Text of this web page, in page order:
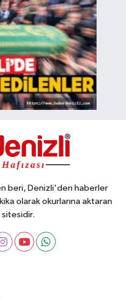
beri, Denizli'den haberler
olarak okurlarına aktaran
sitesidir.